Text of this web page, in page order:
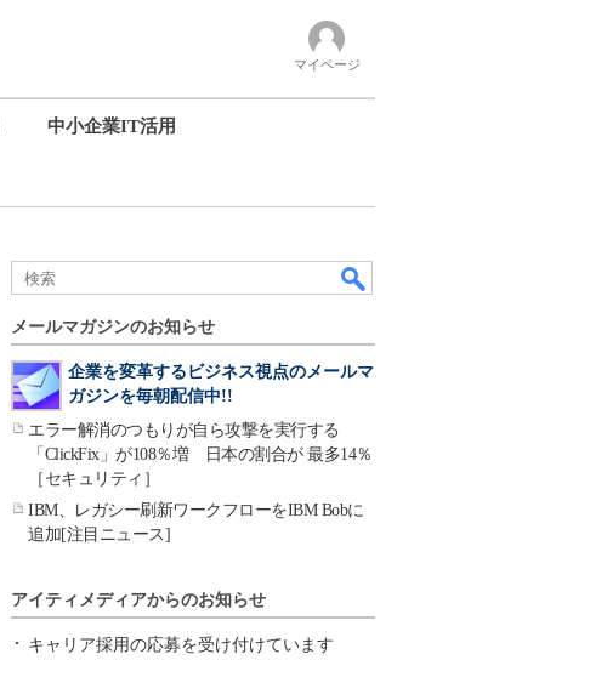
マイページ
中小企業IT活用
メールマガジンのお知らせ
企業を変革するビジネス視点のメールマ
ガジンを毎朝配信中!!
エラー解消のつもりが自ら攻撃を実行する
「ClickFix」が108％増 日本の割合が 最多14％
［セキュリティ］
IBM、レガシー刷新ワークフローをIBM Bobに
追加[注目ニュース]
アイティメディアからのお知らせ
キャリア採用の応募を受け付けています